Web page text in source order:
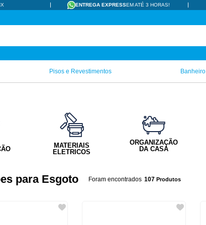
ENTREGA EXPRESSEM ATÉ 3 HORAS!
Pisos e Revestimentos Banheiro
MATERIAIS
ELETRICOS
ORGANIZAÇÃO
DA CASA
para Esgoto 107 Produtos